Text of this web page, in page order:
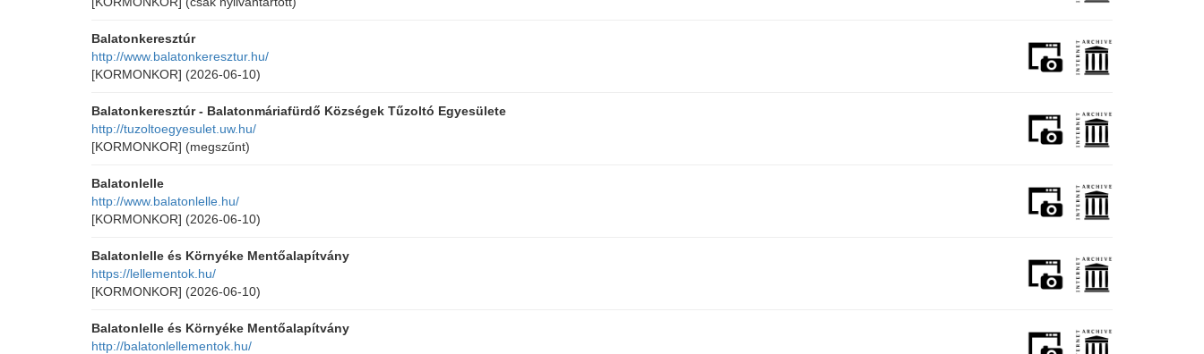
Balatonkeresztúr
http://www.balatonkeresztur.hu/
[KORMONKOR] (2026-06-10)
Balatonkeresztúr - Balatonmáriafürdő Községek Tűzoltó Egyesülete
http://tuzoltoegyesulet.uw.hu/
[KORMONKOR] (megszűnt)
Balatonlelle
http://www.balatonlelle.hu/
[KORMONKOR] (2026-06-10)
Balatonlelle és Környéke Mentőalapítvány
https://lellementok.hu/
[KORMONKOR] (2026-06-10)
Balatonlelle és Környéke Mentőalapítvány
http://balatonlellementok.hu/